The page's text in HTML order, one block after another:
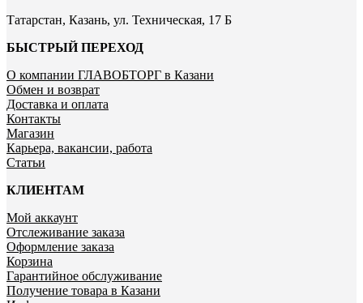
Татарстан, Казань, ул. Техническая, 17 Б
БЫСТРЫЙ ПЕРЕХОД
О компании ГЛАВОБТОРГ в Казани
Обмен и возврат
Доставка и оплата
Контакты
Магазин
Карьера, вакансии, работа
Статьи
КЛИЕНТАМ
Мой аккаунт
Отслеживание заказа
Оформление заказа
Корзина
Гарантийное обслуживание
Получение товара в Казани